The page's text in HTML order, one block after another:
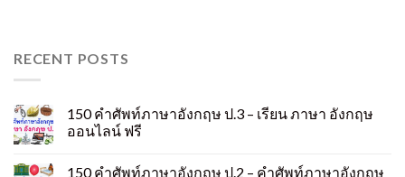
RECENT POSTS
150 คําศัพท์ภาษาอังกฤษ ป.3 – เรียน ภาษา อังกฤษ
ออนไลน์ ฟรี
150 คําศัพท์ภาษาอังกฤษ ป.2 – คำศัพท์ภาษาอังกฤษ